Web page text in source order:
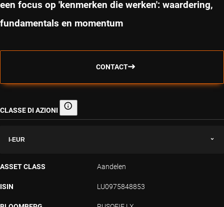
een focus op 'kenmerken die werken': waardering,
fundamentals en momentum
CONTACT
CLASSE DI AZIONI Classe di azioni
I-EUR
ASSET CLASS Aandelen
ISIN LU0975848853